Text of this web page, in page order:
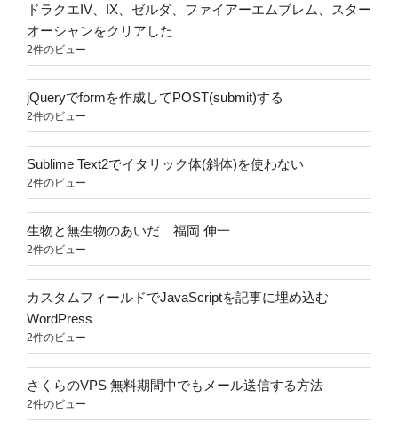
ドラクエIV、IX、ゼルダ、ファイアーエムブレム、スター
オーシャンをクリアした
2件のビュー
jQueryでformを作成してPOST(submit)する
2件のビュー
Sublime Text2でイタリック体(斜体)を使わない
2件のビュー
生物と無生物のあいだ 福岡 伸一
2件のビュー
カスタムフィールドでJavaScriptを記事に埋め込む
WordPress
2件のビュー
さくらのVPS 無料期間中でもメール送信する方法
2件のビュー